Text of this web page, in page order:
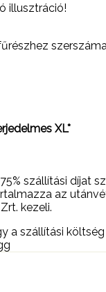
illusztráció!
XL*
szállítási díjat
az
kezeli.
a szállítási